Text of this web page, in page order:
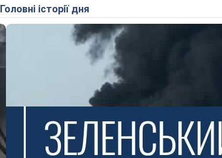
Головні історії дня